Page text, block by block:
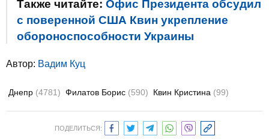
Также читайте: Офис Президента обсудил
с поверенной США Квин укрепление
обороноспособности Украины
Автор: Вадим Куц
Днепр (4781) Филатов Борис (590) Квин Кристина (99)
ПОДЕЛИТЬСЯ: